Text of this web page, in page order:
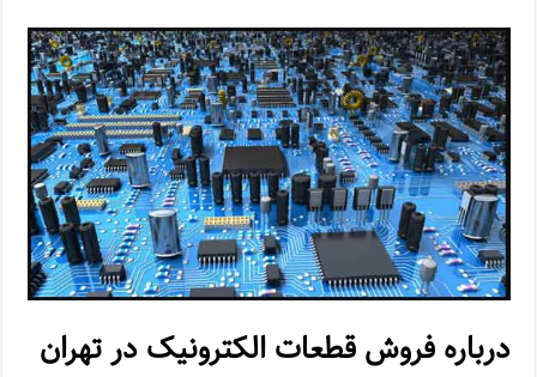
درباره فروش قطعات الکترونیک در تهران